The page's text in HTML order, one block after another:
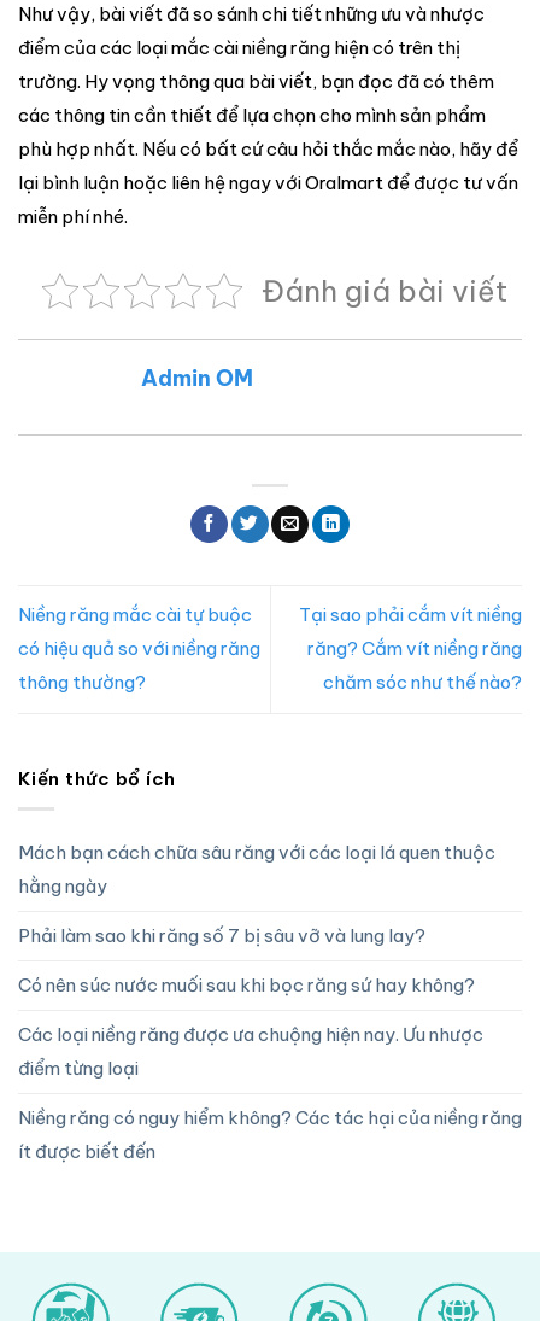
Như vậy, bài viết đã so sánh chi tiết những ưu và nhược
điểm của các loại mắc cài niềng răng hiện có trên thị
trường. Hy vọng thông qua bài viết, bạn đọc đã có thêm
các thông tin cần thiết để lựa chọn cho mình sản phẩm
phù hợp nhất. Nếu có bất cứ câu hỏi thắc mắc nào, hãy để
lại bình luận hoặc liên hệ ngay với Oralmart để được tư vấn
miễn phí nhé.
Đánh giá bài viết
Admin OM
Niềng răng mắc cài tự buộc
có hiệu quả so với niềng răng
thông thường?
Tại sao phải cắm vít niềng
răng? Cắm vít niềng răng
chăm sóc như thế nào?
Kiến thức bổ ích
Mách bạn cách chữa sâu răng với các loại lá quen thuộc
hằng ngày
Phải làm sao khi răng số 7 bị sâu vỡ và lung lay?
Có nên súc nước muối sau khi bọc răng sứ hay không?
Các loại niềng răng được ưa chuộng hiện nay. Ưu nhược
điểm từng loại
Niềng răng có nguy hiểm không? Các tác hại của niềng răng
ít được biết đến